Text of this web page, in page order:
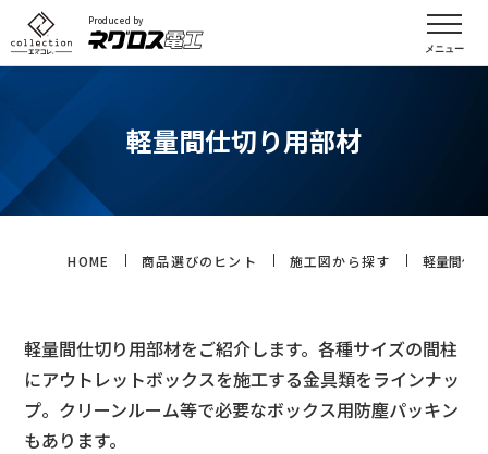
Produced by
軽量間仕切り用部材
HOME 商品選びのヒント 施工図から探す 軽量間仕
軽量間仕切り用部材をご紹介します。各種サイズの間柱
にアウトレットボックスを施工する金具類をラインナッ
プ。クリーンルーム等で必要なボックス用防塵パッキン
もあります。